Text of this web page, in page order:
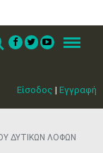
Είσοδος | Εγγραφή
Menu
ΔΥΤΙΚΩΝ ΛΟΦΩΝ